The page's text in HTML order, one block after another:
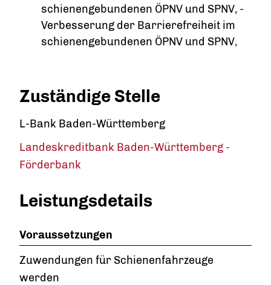
schienengebundenen ÖPNV und SPNV, -
Verbesserung der Barrierefreiheit im
schienengebundenen ÖPNV und SPNV,
Zuständige Stelle
L-Bank Baden-Württemberg
Landeskreditbank Baden-Württemberg -
Förderbank
Leistungsdetails
Voraussetzungen
Zuwendungen für Schienenfahrzeuge
werden